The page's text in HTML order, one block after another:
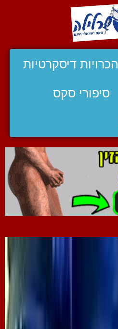
הכרויות דיסקרטיות
סיפורי סקס